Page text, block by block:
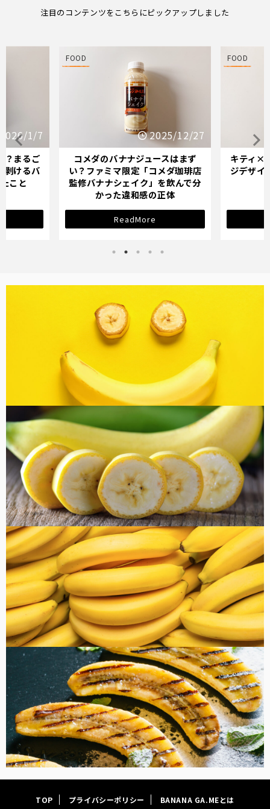
注目のコンテンツをこちらにピックアップしました
12/27
はまず
ダ珈琲店
んで分
FOOD
2025/12/21
キティ×バナナミルクのパッケー
ジデザインが示す「学び直し」の
サインとは？
ReadMore
FOOD
オイシッ
ている人
コラム
健康・美容
FOOD
TOP プライバシーポリシー BANANA GA.MEとは